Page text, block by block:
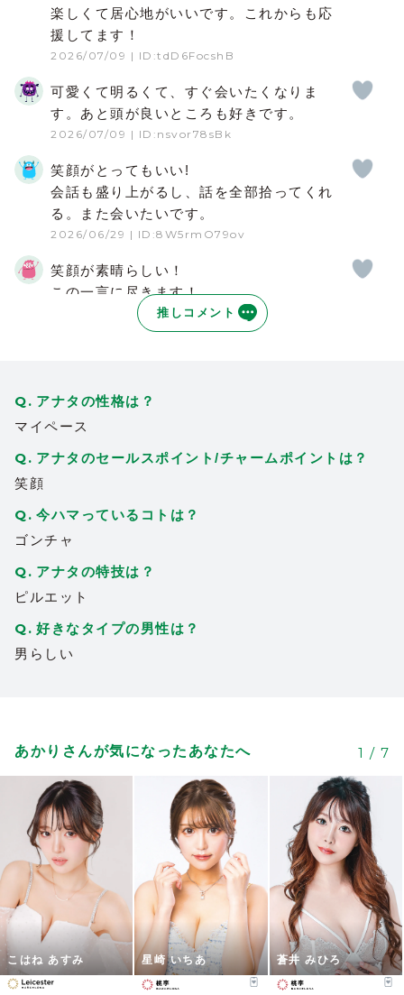
2026/07/09 | ID:tdD6FocshB
楽しくて居心地がいいです。これからも応
援してます！
2026/07/09 | ID:nsvor78sBk
可愛くて明るくて、すぐ会いたくなりま
す。あと頭が良いところも好きです。
2026/06/29 | ID:8W5rmO79ov
笑顔がとってもいい!
会話も盛り上がるし、話を全部拾ってくれ
る。また会いたいです。
笑顔が素晴らしい！
この一言に尽きます！
あ、水美味しいです！これも忘れないよう
にしないとです。
推しコメント
アナタの性格は？
マイペース
アナタのセールスポイント/チャームポイントは？
笑顔
今ハマっているコトは？
ゴンチャ
アナタの特技は？
ピルエット
好きなタイプの男性は？
男らしい
あかりさんが気になったあなたへ 1 / 7
こはね あすみ 星崎 いちあ 蒼井 みひろ